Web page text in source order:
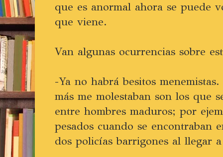
que es anormal ahora se puede
que viene.
Van algunas ocurrencias sobre
-Ya no habrá besitos
más me molestaban son los que
entre hombres maduros; por
pesados cuando se encontraban
dos policías barrigones al llegar